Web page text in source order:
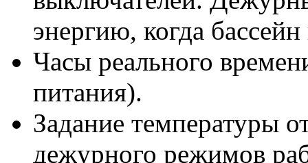
энергию, когда бассейн
Часы реального
питания).
Задание температуры
дежурного режимов